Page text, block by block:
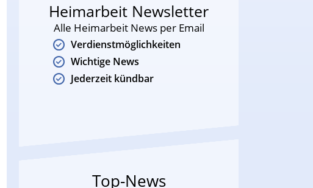
Heimarbeit Newsletter
Alle Heimarbeit News per Email
Verdienstmöglichkeiten
Wichtige News
Jederzeit kündbar
Top-News